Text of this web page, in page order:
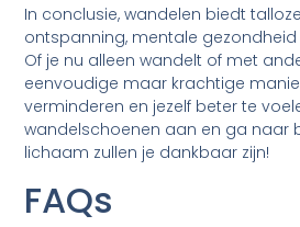
In conclusie, wandelen biedt
ontspanning, mentale
Of je nu alleen wandelt of met
eenvoudige maar krachtige
verminderen en jezelf beter te
wandelschoenen aan en ga naar
lichaam zullen je dankbaar zijn!
FAQs